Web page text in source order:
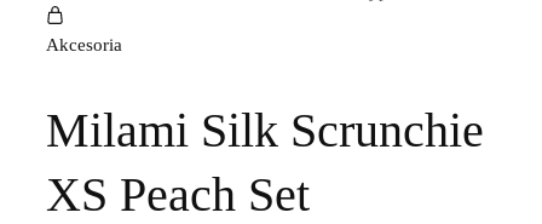
Akcesoria
Milami Silk Scrunchie
XS Peach Set